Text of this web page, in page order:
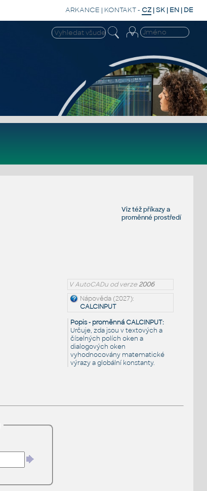
ARKANCE | KONTAKT- CZ |SK | EN | DE
Viz téžpříkazya
proměnné prostředí
V AutoCADu od verze2006
Nápověda (2027):
CALCINPUT
Popis - proměnná CALCINPUT:
Určuje, zda jsou v textových a
číselných polích oken a
dialogových oken
vyhodnocovány matematické
výrazy a globální konstanty.